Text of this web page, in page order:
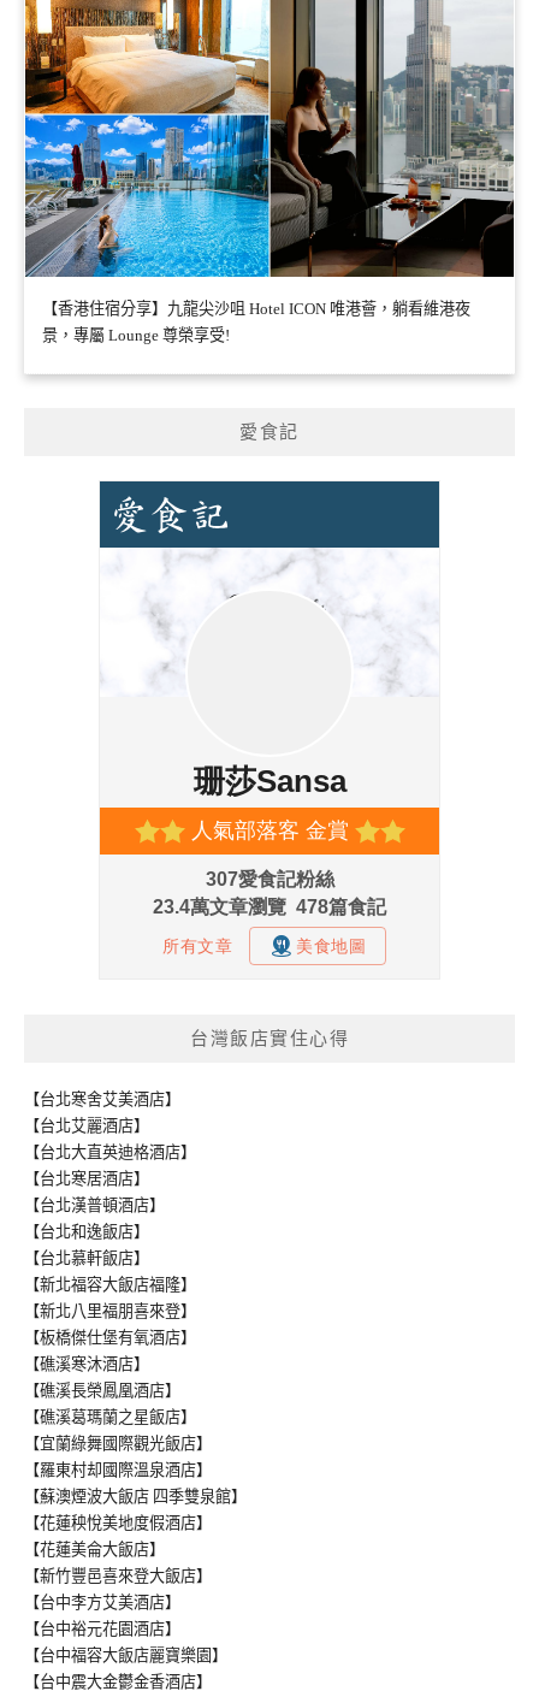
【香港住宿分享】九龍尖沙咀 Hotel ICON 唯港薈，躺看維港夜
景，專屬 Lounge 尊榮享受!
愛食記
台灣飯店實住心得
【台北寒舍艾美酒店】
【台北艾麗酒店】
【台北大直英迪格酒店】
【台北寒居酒店】
【台北漢普頓酒店】
【台北和逸飯店】
【台北慕軒飯店】
【新北福容大飯店福隆】
【新北八里福朋喜來登】
【板橋傑仕堡有氧酒店】
【礁溪寒沐酒店】
【礁溪長榮鳳凰酒店】
【礁溪葛瑪蘭之星飯店】
【宜蘭綠舞國際觀光飯店】
【羅東村却國際溫泉酒店】
【蘇澳煙波大飯店 四季雙泉館】
【花蓮秧悅美地度假酒店】
【花蓮美侖大飯店】
【新竹豐邑喜來登大飯店】
【台中李方艾美酒店】
【台中裕元花園酒店】
【台中福容大飯店麗寶樂園】
【台中震大金鬱金香酒店】